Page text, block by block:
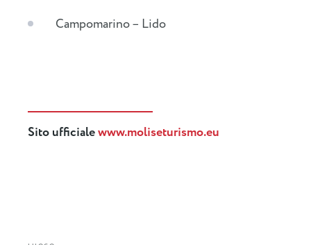
Campomarino – Lido
Sito ufficialewww.moliseturismo.eu